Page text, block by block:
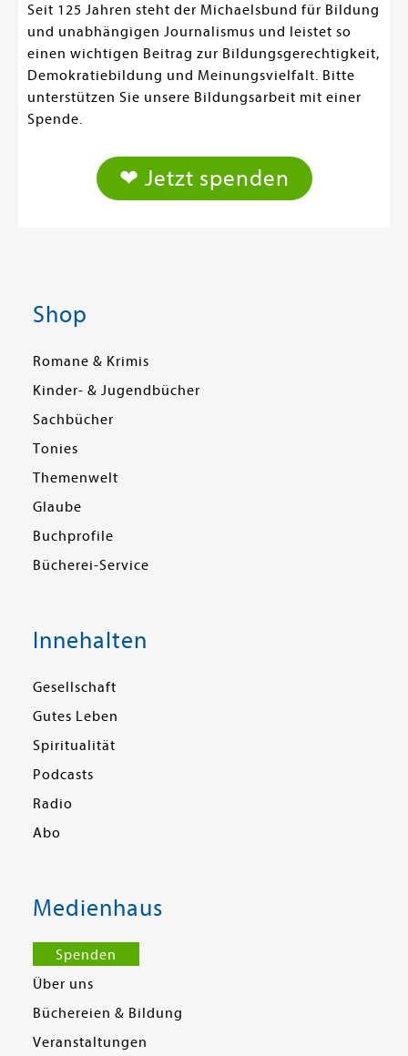
Seit 125 Jahren steht der Michaelsbund für Bildung
und unabhängigen Journalismus und leistet so
einen wichtigen Beitrag zur Bildungsgerechtigkeit,
Demokratiebildung und Meinungsvielfalt. Bitte
unterstützen Sie unsere Bildungsarbeit mit einer
Spende.
❤ Jetzt spenden
Shop
Romane & Krimis
Kinder- & Jugendbücher
Sachbücher
Tonies
Themenwelt
Glaube
Buchprofile
Bücherei-Service
Innehalten
Gesellschaft
Gutes Leben
Spiritualität
Podcasts
Radio
Abo
Medienhaus
Spenden
Über uns
Büchereien & Bildung
Veranstaltungen